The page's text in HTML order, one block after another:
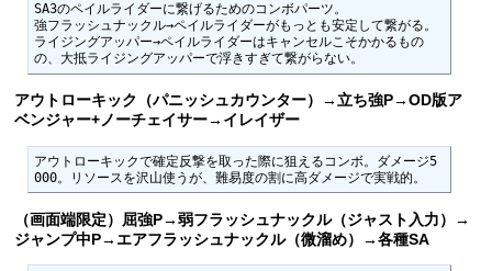
SA3のペイルライダーに繋げるためのコンボパーツ。
強フラッシュナックル→ペイルライダーがもっとも安定して繋がる。
ライジングアッパー→ペイルライダーはキャンセルこそかかるもの
の、大抵ライジングアッパーで浮きすぎて繋がらない。
アウトローキック（パニッシュカウンター）→立ち強P→OD版ア
ベンジャー+ノーチェイサー→イレイザー
アウトローキックで確定反撃を取った際に狙えるコンボ。ダメージ5
000。リソースを沢山使うが、難易度の割に高ダメージで実戦的。
（画面端限定）屈強P→弱フラッシュナックル（ジャスト入力）→
ジャンプ中P→エアフラッシュナックル（微溜め）→各種SA